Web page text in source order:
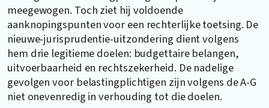
meegewogen. Toch ziet hij voldoende
aanknopingspunten voor een rechterlijke toetsing. De
nieuwe-jurisprudentie-uitzondering dient volgens
hem drie legitieme doelen: budgettaire belangen,
uitvoerbaarheid en rechtszekerheid. De nadelige
gevolgen voor belastingplichtigen zijn volgens de A-G
niet onevenredig in verhouding tot die doelen.